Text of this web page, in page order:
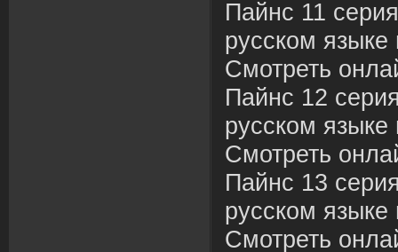
Пайнс 11
русском
Смотреть
Пайнс 12
русском
Смотреть
Пайнс 13
русском
Смотреть